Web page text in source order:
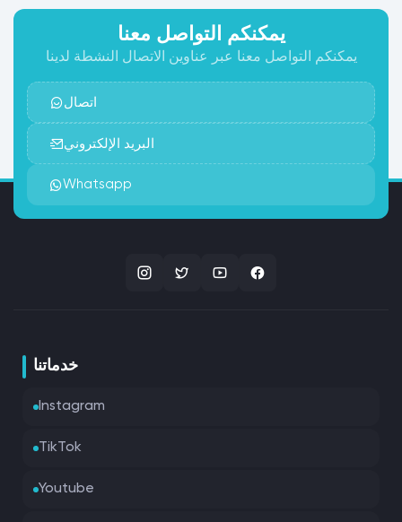
يمكنكم التواصل معنا
يمكنكم التواصل معنا عبر عناوين الاتصال النشطة لدينا
اتصال
البريد الإلكتروني
Whatsapp
خدماتنا
Instagram
TikTok
Youtube